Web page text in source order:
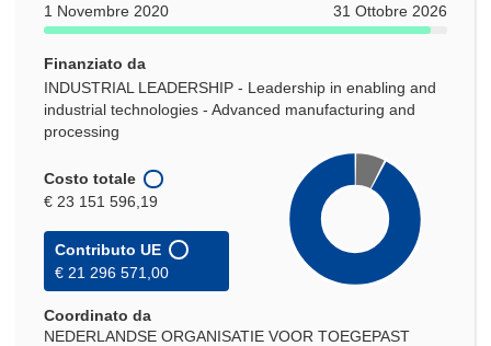
1 Novembre 2020
31 Ottobre 2026
Finanziato da
INDUSTRIAL LEADERSHIP - Leadership in enabling and
industrial technologies - Advanced manufacturing and
processing
Costo totale
€ 23 151 596,19
Contributo UE
€ 21 296 571,00
Coordinato da
NEDERLANDSE ORGANISATIE VOOR TOEGEPAST